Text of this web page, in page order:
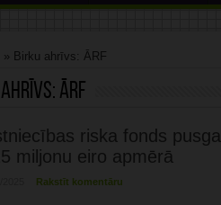
» Birku ahrīvs: ĀRF
ĀRF
riska fonds
miljonu eiro apmērā
Rakstīt komentāru